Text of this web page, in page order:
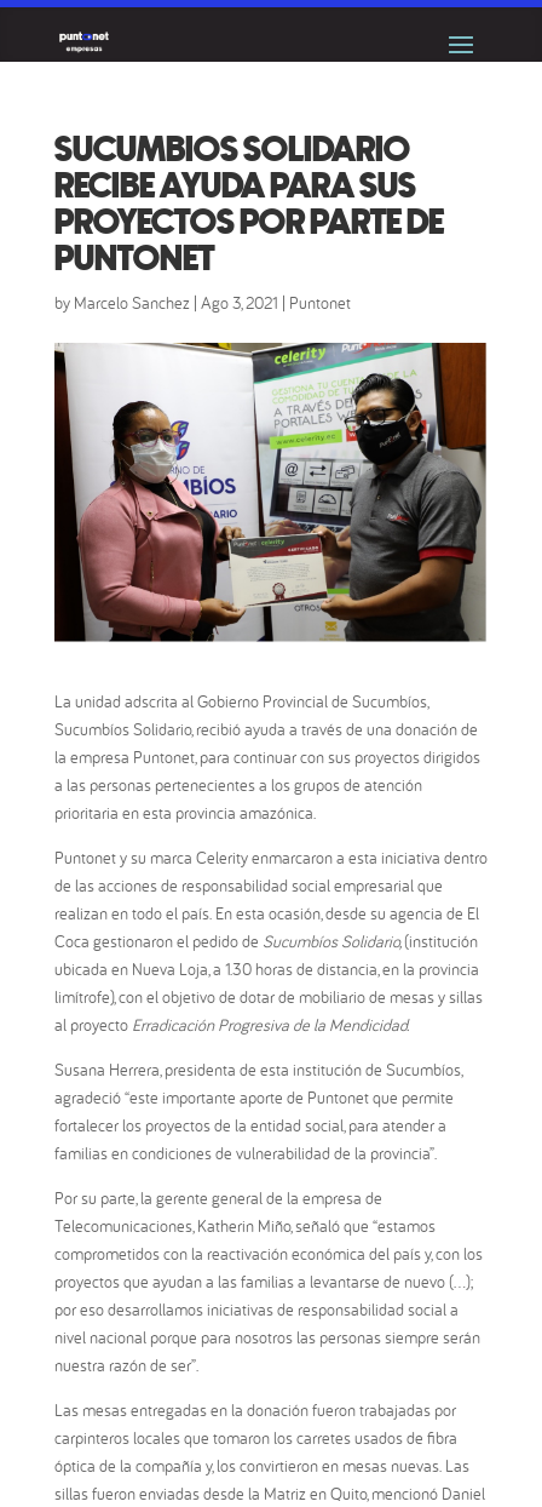
SUCUMBIOS SOLIDARIO
RECIBE AYUDA PARA SUS
PROYECTOS POR PARTE DE
PUNTONET
by Marcelo Sanchez| Ago 3, 2021 | Puntonet
La unidad adscrita al Gobierno Provincial de Sucumbíos,
Sucumbíos Solidario, recibió ayuda a través de una donación de
la empresa Puntonet, para continuar con sus proyectos dirigidos
a las personas pertenecientes a los grupos de atención
prioritaria en esta provincia amazónica.
Puntonet y su marca Celerity enmarcaron a esta iniciativa dentro
de las acciones de responsabilidad social empresarial que
realizan en todo el país. En esta ocasión, desde su agencia de El
Coca gestionaron el pedido de Sucumbíos Solidario,(institución
ubicada en Nueva Loja, a 1.30 horas de distancia, en la provincia
limítrofe), con el objetivo de dotar de mobiliario de mesas y sillas
al proyecto Erradicación Progresiva de la Mendicidad.
Susana Herrera, presidenta de esta institución de Sucumbíos,
agradeció “este importante aporte de Puntonet que permite
fortalecer los proyectos de la entidad social, para atender a
familias en condiciones de vulnerabilidad de la provincia”.
Por su parte, la gerente general de la empresa de
Telecomunicaciones, Katherin Miño, señaló que “estamos
comprometidos con la reactivación económica del país y, con los
proyectos que ayudan a las familias a levantarse de nuevo (…);
por eso desarrollamos iniciativas de responsabilidad social a
nivel nacional porque para nosotros las personas siempre serán
nuestra razón de ser”.
Las mesas entregadas en la donación fueron trabajadas por
carpinteros locales que tomaron los carretes usados de fibra
óptica de la compañía y, los convirtieron en mesas nuevas. Las
sillas fueron enviadas desde la Matriz en Quito, mencionó Daniel